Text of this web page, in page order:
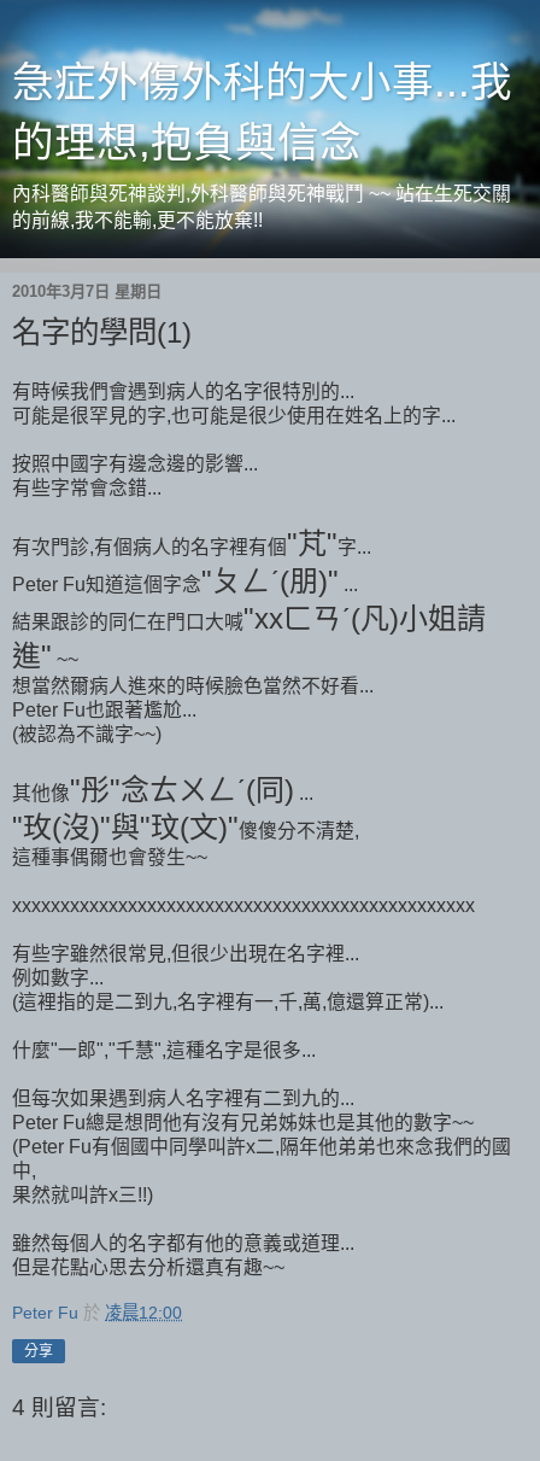
急症外傷外科的大小事...我
的理想,抱負與信念
內科醫師與死神談判,外科醫師與死神戰鬥 ~~ 站在生死交關
的前線,我不能輸,更不能放棄!!
2010年3月7日 星期日
名字的學問(1)
有時候我們會遇到病人的名字很特別的...
可能是很罕見的字,也可能是很少使用在姓名上的字...
按照中國字有邊念邊的影響...
有些字常會念錯...
有次門診,有個病人的名字裡有個 "芃"字...
Peter Fu知道這個字念"ㄆㄥˊ(朋)" ...
結果跟診的同仁在門口大喊"xxㄈㄢˊ(凡)小姐請
進" ~~
想當然爾病人進來的時候臉色當然不好看...
Peter Fu也跟著尷尬...
(被認為不識字~~)
其他像"彤"念ㄊㄨㄥˊ(同) ...
"玫(沒)"與"玟(文)"傻傻分不清楚,
這種事偶爾也會發生~~
xxxxxxxxxxxxxxxxxxxxxxxxxxxxxxxxxxxxxxxxxxxxxxxx
有些字雖然很常見,但很少出現在名字裡...
例如數字...
(這裡指的是二到九,名字裡有一,千,萬,億還算正常)...
什麼"一郎","千慧",這種名字是很多...
但每次如果遇到病人名字裡有二到九的...
Peter Fu總是想問他有沒有兄弟姊妹也是其他的數字~~
(Peter Fu有個國中同學叫許x二,隔年他弟弟也來念我們的國
中,
果然就叫許x三!!)
雖然每個人的名字都有他的意義或道理...
但是花點心思去分析還真有趣~~
Peter Fu 於 凌晨12:00
分享
4 則留言: